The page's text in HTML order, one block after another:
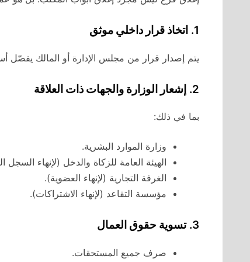
1. اتخاذ قرار داخلي موثق
يتم إصدار قرار من مجلس الإدارة أو المالك يفصّل
2. إشعار الوزارة والجهات ذات العلاقة
بما في ذلك:
وزارة الموارد البشرية.
الهيئة العامة للزكاة والدخل (لإنهاء السجل
الغرفة التجارية (لإنهاء العضوية).
مؤسسة التقاعد (لإنهاء الاشتراكات).
3. تسوية حقوق العمال
صرف جميع المستحقات.